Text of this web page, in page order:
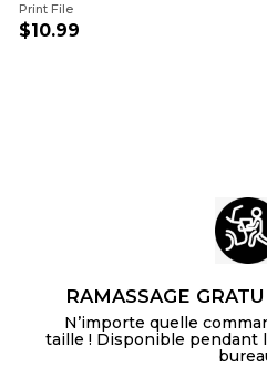
Print File
$10.99
RAMASSAGE
N’importe quelle
taille ! Disponible pendant